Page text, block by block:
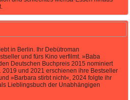
in Berlin. Ihr Debütroman
und fürs Kino verfilmt. »Baba
Deutschen Buchpreis 2015 nominiert
und 2021 erschienen ihre Bestseller
»Barbara stirbt nicht«, 2024 folgte ihr
Lieblingsbuch der Unabhängigen